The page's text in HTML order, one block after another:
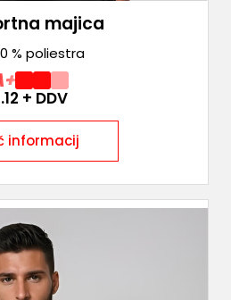
majica
% poliestra
+ DDV
informacij